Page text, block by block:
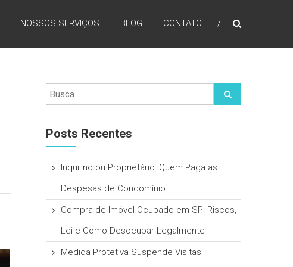
NOSSOS SERVIÇOS BLOG CONTATO
Posts Recentes
Inquilino ou Proprietário: Quem Paga as
Despesas de Condomínio
Compra de Imóvel Ocupado em SP: Riscos,
Lei e Como Desocupar Legalmente
Medida Protetiva Suspende Visitas